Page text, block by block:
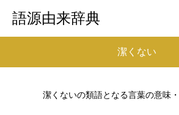
語源由来辞典
潔くない
潔くないの類語となる言葉の意味・